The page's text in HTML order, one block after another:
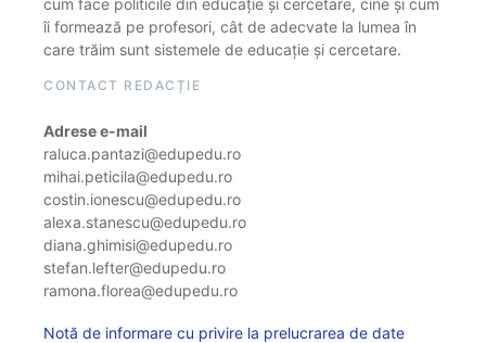
cum face politicile din educație și cercetare, cine și cum
îi formează pe profesori, cât de adecvate la lumea în
care trăim sunt sistemele de educație și cercetare.
CONTACT REDACȚIE
Adrese e-mail
raluca.pantazi@edupedu.ro
mihai.peticila@edupedu.ro
costin.ionescu@edupedu.ro
alexa.stanescu@edupedu.ro
diana.ghimisi@edupedu.ro
stefan.lefter@edupedu.ro
ramona.florea@edupedu.ro
Notă de informare cu privire la prelucrarea de date